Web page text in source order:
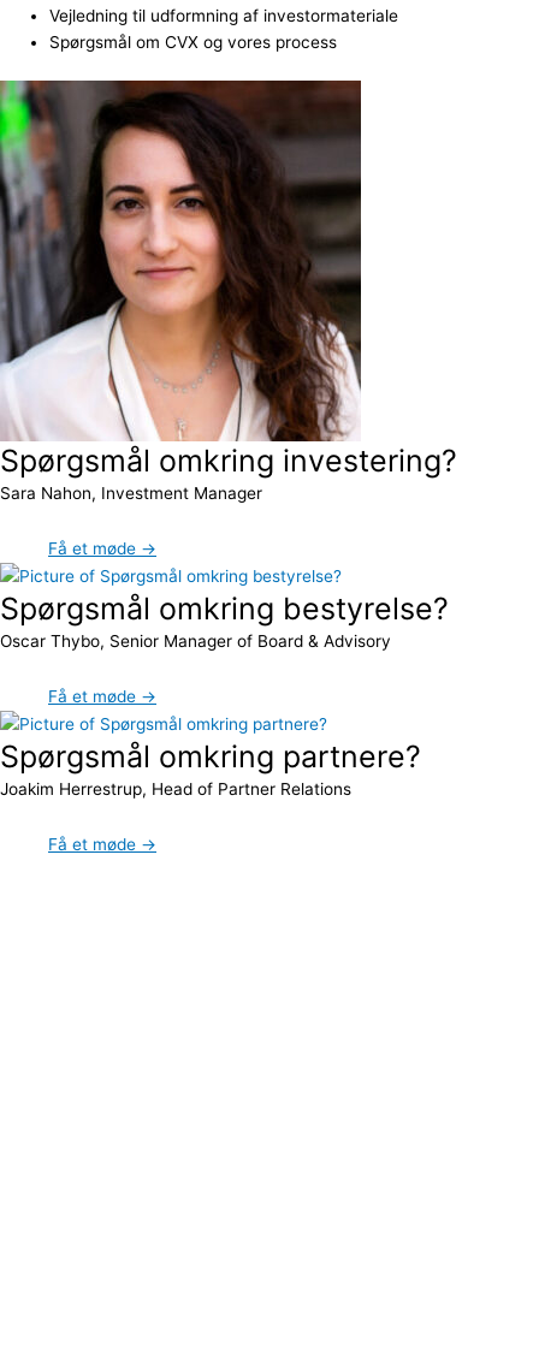
Vejledning til udformning af investormateriale
Spørgsmål om CVX og vores process
Spørgsmål omkring investering?
Sara Nahon, Investment Manager
Få et møde →
Spørgsmål omkring bestyrelse?
Oscar Thybo, Senior Manager of Board & Advisory
Få et møde →
Spørgsmål omkring partnere?
Joakim Herrestrup, Head of Partner Relations
Få et møde →